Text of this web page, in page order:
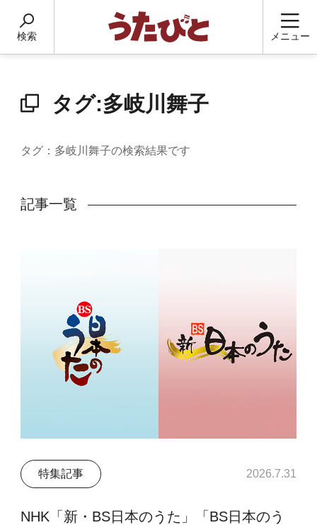
検索 メニュー
タグ:多岐川舞子
タグ：多岐川舞子の検索結果です
記事一覧
特集記事 2026.7.31
NHK「新・BS日本のうた」「BS日本のう